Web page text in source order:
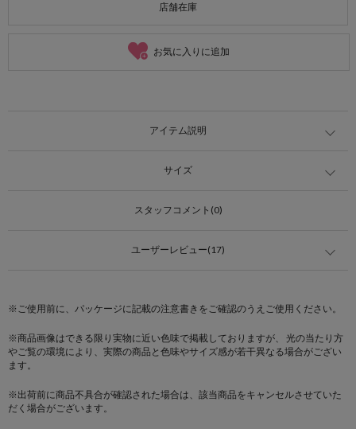
店舗在庫
お気に入りに追加
アイテム説明
サイズ
スタッフコメント(0)
ユーザーレビュー(17)
※ご使用前に、パッケージに記載の注意書きをご確認のうえご使用ください。
※商品画像はできる限り実物に近い色味で掲載しておりますが、 光の当たり方
やご覧の環境により、実際の商品と色味やサイズ感が若干異なる場合がござい
ます。
※出荷前に商品不具合が確認された場合は、該当商品をキャンセルさせていた
だく場合がございます。